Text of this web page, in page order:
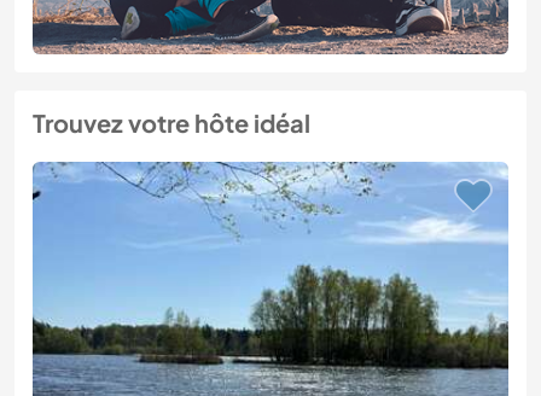
Trouvez votre hôte idéal